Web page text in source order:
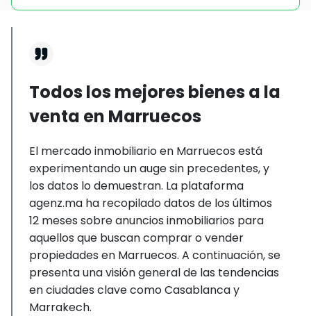
Todos los mejores bienes a la
venta en Marruecos
El mercado inmobiliario en Marruecos está
experimentando un auge sin precedentes, y
los datos lo demuestran. La plataforma
agenz.ma ha recopilado datos de los últimos
12 meses sobre anuncios inmobiliarios para
aquellos que buscan comprar o vender
propiedades en Marruecos. A continuación, se
presenta una visión general de las tendencias
en ciudades clave como Casablanca y
Marrakech.